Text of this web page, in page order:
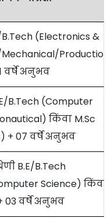
B.Tech (Electronics &
वर्षे अनुभव
B.Tech (Computer
किंवा M.Sc
+ 07 वर्षे अनुभव
B.E/B.Tech
Science) किंवा
03 वर्षे अनुभव